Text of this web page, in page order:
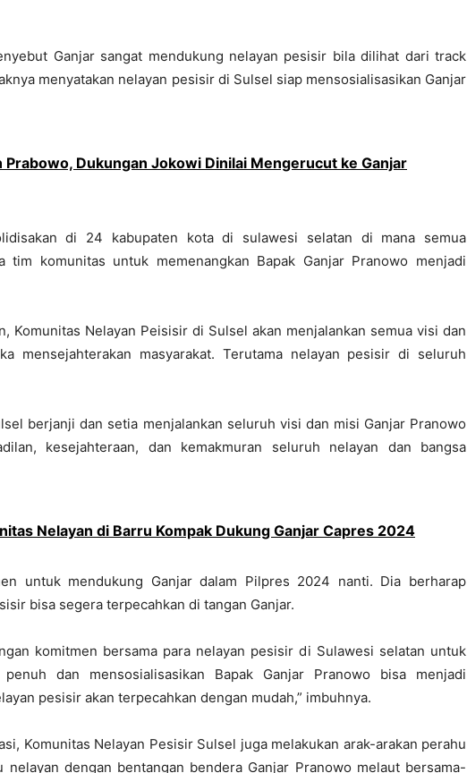
Ganjar sangat mendukung nelayan pesisir bila dilihat dari track
menyatakan nelayan pesisir di Sulsel siap mensosialisasikan Ganjar
Prabowo, Dukungan Jokowi Dinilai Mengerucut ke Ganjar
di 24 kabupaten kota di sulawesi selatan di mana semua
tim komunitas untuk memenangkan Bapak Ganjar Pranowo menjadi
Komunitas Nelayan Peisisir di Sulsel akan menjalankan semua visi dan
mensejahterakan masyarakat. Terutama nelayan pesisir di seluruh
berjanji dan setia menjalankan seluruh visi dan misi Ganjar Pranowo
kesejahteraan, dan kemakmuran seluruh nelayan dan bangsa
Nelayan di Barru Kompak Dukung Ganjar Capres 2024
untuk mendukung Ganjar dalam Pilpres 2024 nanti. Dia berharap
bisa segera terpecahkan di tangan Ganjar.
komitmen bersama para nelayan pesisir di Sulawesi selatan untuk
penuh dan mensosialisasikan Bapak Ganjar Pranowo bisa menjadi
pesisir akan terpecahkan dengan mudah,” imbuhnya.
Komunitas Nelayan Pesisir Sulsel juga melakukan arak-arakan perahu
nelayan dengan bentangan bendera Ganjar Pranowo melaut bersama-